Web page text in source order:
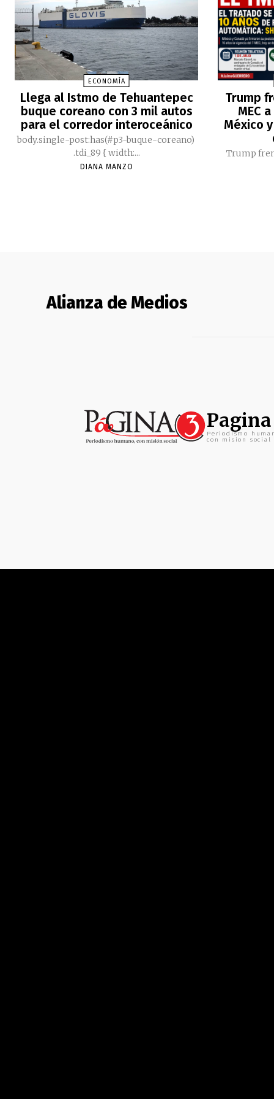
ECONOMÍA
Llega al Istmo de Tehuantepec
buque coreano con 3 mil autos
para el corredor interoceánico
body.single-post:has(#p3-buque-coreano)
.tdi_89 { width:...
DIANA MANZO
Trump
MEC
México
Trump